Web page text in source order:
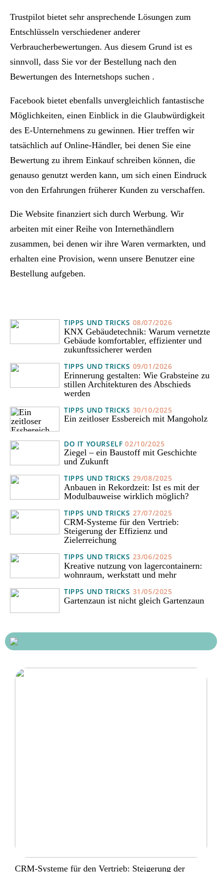
Trustpilot bietet sehr ansprechende Lösungen zum
Entschlüsseln verschiedener anderer
Verbraucherbewertungen. Aus diesem Grund ist es
sinnvoll, dass Sie vor der Bestellung nach den
Bewertungen des Internetshops suchen .
Facebook bietet ebenfalls unvergleichlich fantastische
Möglichkeiten, einen Einblick in die Glaubwürdigkeit
des E-Unternehmens zu gewinnen. Hier treffen wir
tatsächlich auf Online-Händler, bei denen Sie eine
Bewertung zu ihrem Einkauf schreiben können, die
genauso genutzt werden kann, um sich einen Eindruck
von den Erfahrungen früherer Kunden zu verschaffen.
Die Website finanziert sich durch Werbung. Wir
arbeiten mit einer Reihe von Internethändlern
zusammen, bei denen wir ihre Waren vermarkten, und
erhalten eine Provision, wenn unsere Benutzer eine
Bestellung aufgeben.
TIPPS UND TRICKS 08/07/2026
KNX Gebäudetechnik: Warum vernetzte
Gebäude komfortabler, effizienter und
zukunftssicherer werden
TIPPS UND TRICKS 09/01/2026
Erinnerung gestalten: Wie Grabsteine zu
stillen Architekturen des Abschieds
werden
TIPPS UND TRICKS 30/10/2025
Ein zeitloser Essbereich mit Mangoholz
DO IT YOURSELF 02/10/2025
Ziegel – ein Baustoff mit Geschichte
und Zukunft
TIPPS UND TRICKS 29/08/2025
Anbauen in Rekordzeit: Ist es mit der
Modulbauweise wirklich möglich?
TIPPS UND TRICKS 27/07/2025
CRM-Systeme für den Vertrieb:
Steigerung der Effizienz und
Zielerreichung
TIPPS UND TRICKS 23/06/2025
Kreative nutzung von lagercontainern:
wohnraum, werkstatt und mehr
TIPPS UND TRICKS 31/05/2025
Gartenzaun ist nicht gleich Gartenzaun
CRM-Systeme für den Vertrieb: Steigerung der